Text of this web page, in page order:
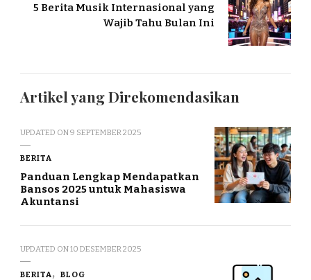
5 Berita Musik Internasional yang
Wajib Tahu Bulan Ini
Artikel yang Direkomendasikan
UPDATED ON9 SEPTEMBER 2025
BERITA
Panduan Lengkap Mendapatkan
Bansos 2025 untuk Mahasiswa
Akuntansi
UPDATED ON10 DESEMBER 2025
BERITA BLOG